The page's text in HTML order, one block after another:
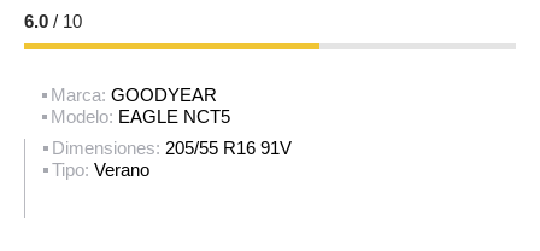
6.0 / 10
Marca: GOODYEAR
Modelo: EAGLE NCT5
Dimensiones: 205/55 R16 91V
Tipo: Verano